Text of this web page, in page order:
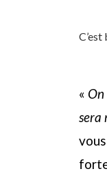
«
sera